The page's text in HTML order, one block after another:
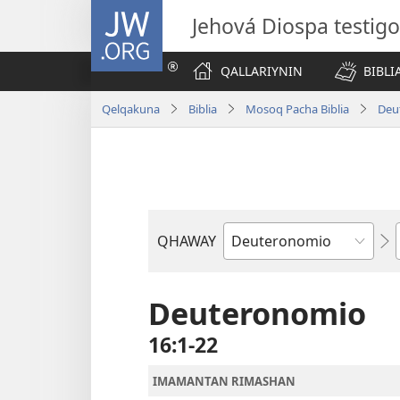
JW.ORG
Jehová Diospa
QALLARIYNIN
Qelqakuna Biblia Mosoq Pacha Biblia
QHAWAY
Libro
Biblia
Deuteronomio
16:1-22
IMAMANTAN RIMASHAN